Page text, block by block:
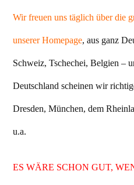
Wir freuen uns täglich über die
unserer Homepage, aus ganz
Schweiz, Tschechei, Belgien –
Deutschland scheinen wir
Dresden, München, dem
u.a.
ES WÄRE SCHON GUT,